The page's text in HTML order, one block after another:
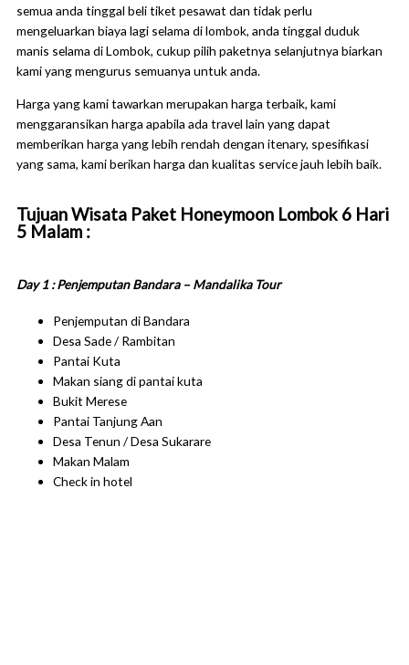
semua anda tinggal beli tiket pesawat dan tidak perlu
mengeluarkan biaya lagi selama di lombok, anda tinggal duduk
manis selama di Lombok, cukup pilih paketnya selanjutnya biarkan
kami yang mengurus semuanya untuk anda.
Harga yang kami tawarkan merupakan harga terbaik, kami
menggaransikan harga apabila ada travel lain yang dapat
memberikan harga yang lebih rendah dengan itenary, spesifikasi
yang sama, kami berikan harga dan kualitas service jauh lebih baik.
Tujuan Wisata Paket Honeymoon Lombok 6 Hari
5 Malam :
Day 1 : Penjemputan Bandara – Mandalika Tour
Penjemputan di Bandara
Desa Sade / Rambitan
Pantai Kuta
Makan siang di pantai kuta
Bukit Merese
Pantai Tanjung Aan
Desa Tenun / Desa Sukarare
Makan Malam
Check in hotel